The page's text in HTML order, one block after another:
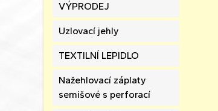
VÝPRODEJ
Uzlovací jehly
TEXTILNÍ LEPIDLO
Nažehlovací záplaty
semišové s perforací